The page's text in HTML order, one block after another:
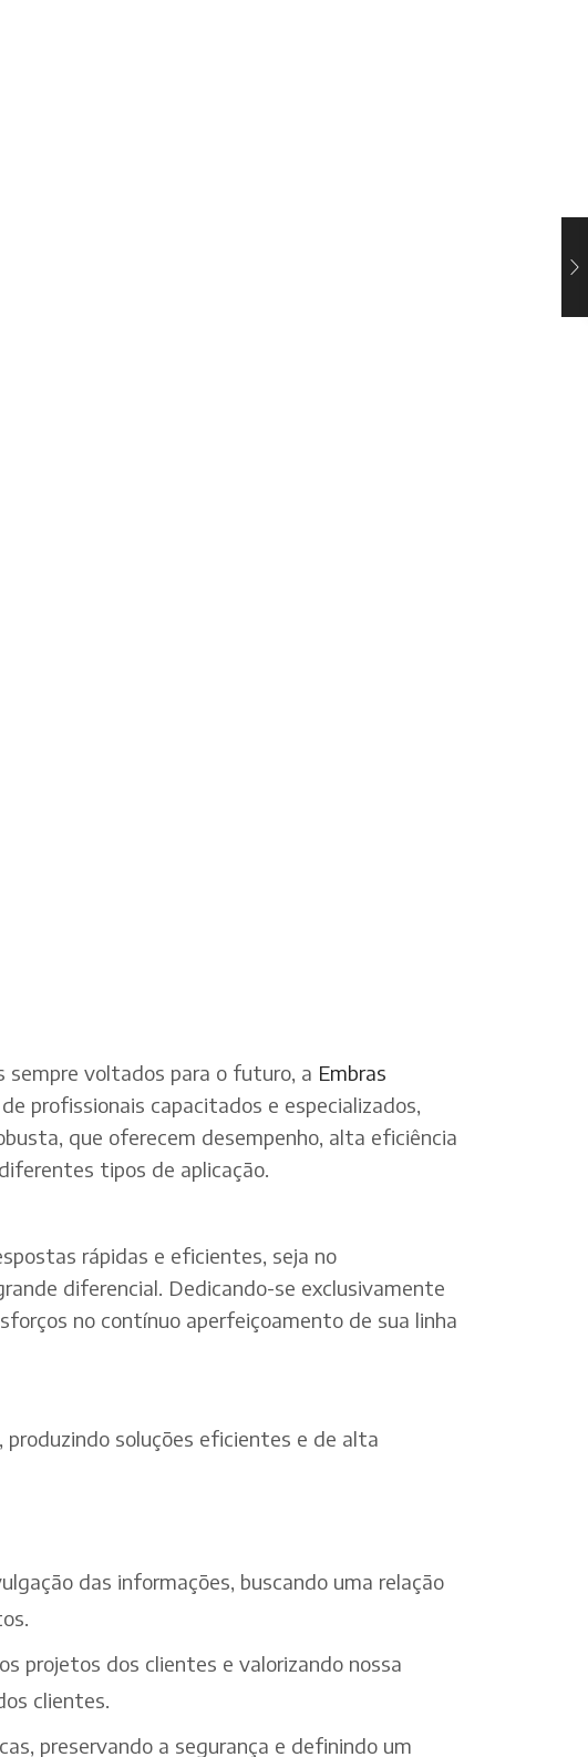
sempre voltados para o futuro, a Embras
profissionais capacitados e especializados,
que oferecem desempenho, alta eficiência
tipos de aplicação.
rápidas e eficientes, seja no
diferencial. Dedicando-se exclusivamente
no contínuo aperfeiçoamento de sua linha
soluções eficientes e de alta
das informações, buscando uma relação
projetos dos clientes e valorizando nossa
clientes.
preservando a segurança e definindo um